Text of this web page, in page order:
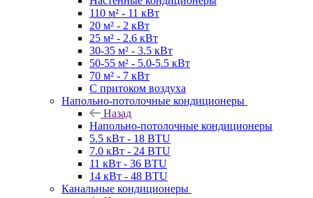
110 м² - 11 кВт
20 м² - 2 кВт
25 м² - 2.6 кВт
30-35 м² - 3.5 кВт
50-55 м² - 5.0-5.5 кВт
70 м² - 7 кВт
С притоком воздуха
Напольно-потолочные кондиционеры
Назад
Напольно-потолочные кондиционеры
5.5 кВт - 18 BTU
7.0 кВт - 24 BTU
11 кВт - 36 BTU
14 кВт - 48 BTU
Канальные кондиционеры